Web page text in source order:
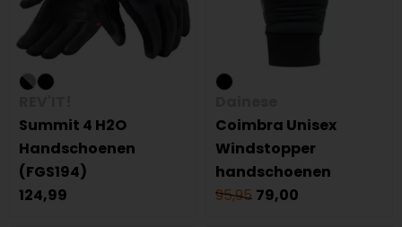
Summit 4 H2O
Handschoenen
(FGS194)
124,99
Coimbra Unisex
Windstopper
handschoenen
95,95 79,00